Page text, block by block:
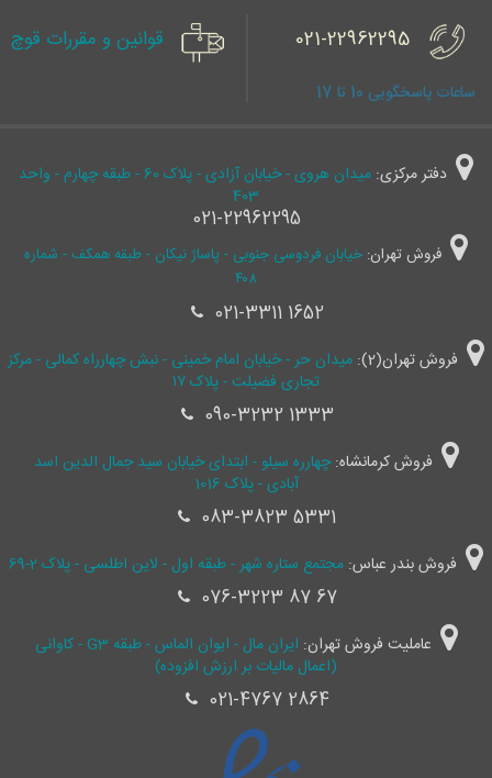
021-22962295
ساعات پاسخگویی 10 تا 17
قوانین و مقررات قوچ
دفتر مرکزی:
میدان هروی - خیابان آزادی - پلاک 60 - طبقه چهارم - واحد
403
021-22962295
فروش تهران: خیابان فردوسی جنوبی - پاساژ نیکان - طبقه همکف - شماره
۴۰۸
021-3311 1652
فروش تهران(2):
میدان حر - خیابان امام خمینی - نبش چهارراه کمالی - مرکز
تجاری فضیلت - پلاک ۱۷
090-3232 1333
فروش کرمانشاه:چهارره سیلو - ابتدای خیابان سید جمال ‌الدین اسد
آبادی - پلاک 1016
083-3823 5331
فروش بندر عباس: مجتمع ستاره شهر - طبقه اول - لاین اطلسی - پلاک 2-69
076-3223 87 67
عاملیت فروش تهران:
ایران مال - ایوان الماس - طبقه G3 - کاوانی
(اعمال مالیات بر ارزش افزوده)
021-4767 2864